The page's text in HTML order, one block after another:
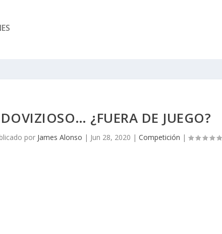
DOVIZIOSO… ¿FUERA DE JUEGO?
por James Alonso | Jun 28, 2020 | Competición |